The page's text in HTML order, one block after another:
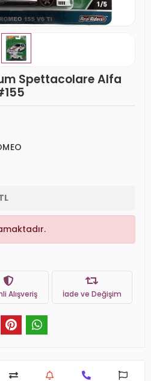
Spettacolare Alfa
Alışveriş İade ve Değişim